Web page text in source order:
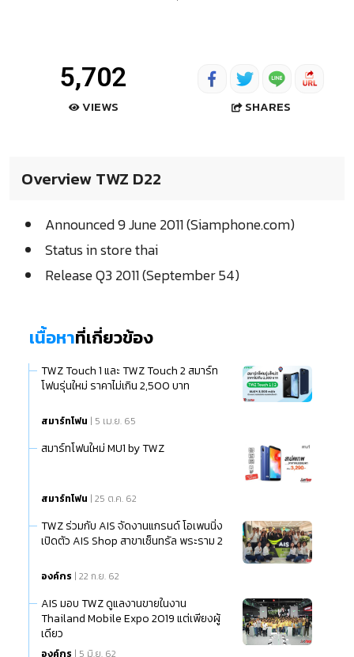
5,702
VIEWS SHARES
Overview TWZ D22
Announced 9 June 2011 (Siamphone.com)
Status in store thai
Release Q3 2011 (September 54)
เนื้อหาที่เกี่ยวข้อง
TWZ Touch 1 และ TWZ Touch 2 สมาร์ท
โฟนรุ่นใหม่ ราคาไม่เกิน 2,500 บาท
สมาร์ทโฟน | 5 เม.ย. 65
สมาร์ทโฟนใหม่ MU1 by TWZ
สมาร์ทโฟน | 25 ต.ค. 62
TWZ ร่วมกับ AIS จัดงานแกรนด์ โอเพนนิ่ง
เปิดตัว AIS Shop สาขาเซ็นทรัล พระราม 2
องค์กร | 22 ก.ย. 62
AIS มอบ TWZ ดูแลงานขายในงาน
Thailand Mobile Expo 2019 แต่เพียงผู้
เดียว
องค์กร | 5 มิ.ย. 62